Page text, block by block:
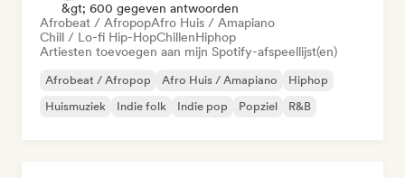
&gt; 600 gegeven antwoorden
Afrobeat / AfropopAfro Huis / Amapiano
Chill / Lo-fi Hip-HopChillenHiphop
Artiesten toevoegen aan mijn Spotify-afspeellijst(en)
Afrobeat / Afropop Afro Huis / Amapiano
Hiphop
Huismuziek
Indie folk Indie pop Popziel R&B